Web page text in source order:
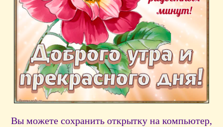
Вы можете сохранить открытку на компьютер,